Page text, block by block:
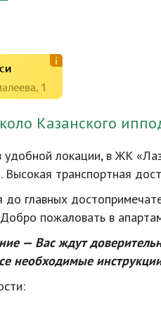
1
Казанского
локации, в ЖК
Высокая транспортная
главных
пожаловать в
— Вас ждут
необходимые